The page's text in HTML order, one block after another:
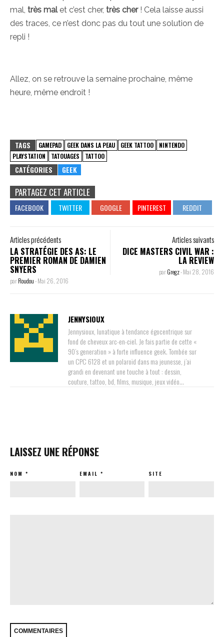
mal, très malet c’est cher, très cher! Cela laisse aussi
des traces, ce n’est donc pas du tout une solution de
repli !
Allez, on se retrouve la semaine prochaine, même
heure, même endroit !
TAGS GAMEPAD GEEK DANS LA PEAU GEEK TATTOO
NINTENDO
PLAYSTATION
TATOUAGES TATTOO
CATÉGORIES GEEK
PARTAGEZ CET ARTICLE
Articles précédents
LA STRATÉGIE DES AS: LE
PREMIER ROMAN DE DAMIEN
SNYERS
parRoudou-Mai 26, 2016
Articles suivants
DICE MASTERS CIVIL WAR :
LA REVIEW
parGregz-Mai 28, 2016
JENNYSIOUX
Jennysioux, lunatique à tendance égocentrique sur
fond de cheveux arc-en-ciel. Je fais partie de cette «
90’s generation » à forte influence geek. Tombée sur
un CPC 6128 et un polaroïd dans ma jeunesse, j’ai
grandi en devenant une touche à tout : dessin,
couture, tattoo, bd, films, musique, jeux vidéo…
LAISSEZ UNE RÉPONSE
NOM * EMAIL * SITE